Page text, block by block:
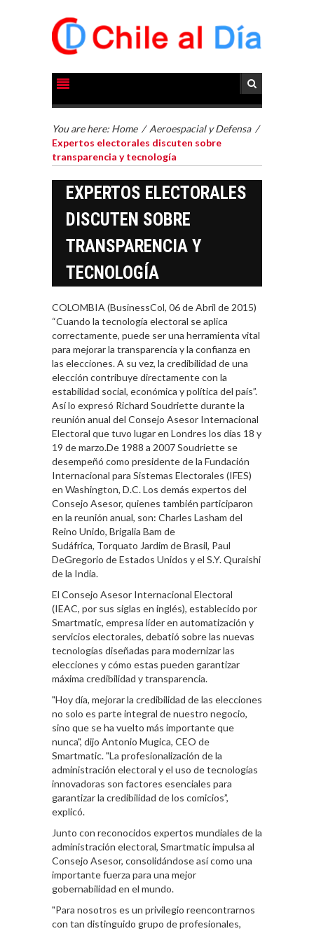
You are here: Home /Aeroespacial y Defensa /
Expertos electorales discuten sobre
transparencia y tecnología
EXPERTOS ELECTORALES
DISCUTEN SOBRE
TRANSPARENCIA Y
TECNOLOGÍA
COLOMBIA (BusinessCol, 06 de Abril de 2015)
“Cuando la tecnología electoral se aplica
correctamente, puede ser una herramienta vital
para mejorar la transparencia y la confianza en
las elecciones. A su vez, la credibilidad de una
elección contribuye directamente con la
estabilidad social, económica y política del país”.
Así lo expresó Richard Soudriette durante la
reunión anual del Consejo Asesor Internacional
Electoral que tuvo lugar en Londres los días 18 y
19 de marzo.De 1988 a 2007 Soudriette se
desempeñó como presidente de la Fundación
Internacional para Sistemas Electorales (IFES)
en Washington, D.C. Los demás expertos del
Consejo Asesor, quienes también participaron
en la reunión anual, son: Charles Lasham del
Reino Unido, Brigalia Bam de
Sudáfrica, Torquato Jardim de Brasil, Paul
DeGregorio de Estados Unidos y el S.Y. Quraishi
de la India.
El Consejo Asesor Internacional Electoral
(IEAC, por sus siglas en inglés), establecido por
Smartmatic, empresa líder en automatización y
servicios electorales, debatió sobre las nuevas
tecnologías diseñadas para modernizar las
elecciones y cómo estas pueden garantizar
máxima credibilidad y transparencia.
"Hoy día, mejorar la credibilidad de las elecciones
no solo es parte integral de nuestro negocio,
sino que se ha vuelto más importante que
nunca", dijo Antonio Mugica, CEO de
Smartmatic. "La profesionalización de la
administración electoral y el uso de tecnologías
innovadoras son factores esenciales para
garantizar la credibilidad de los comicios”,
explicó.
Junto con reconocidos expertos mundiales de la
administración electoral, Smartmatic impulsa al
Consejo Asesor, consolidándose así como una
importante fuerza para una mejor
gobernabilidad en el mundo.
"Para nosotros es un privilegio reencontrarnos
con tan distinguido grupo de profesionales,